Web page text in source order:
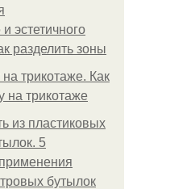
эстетичного
разделить зоны
трикотаже. Как
на трикотаже
из пластиковых
5
бутылок